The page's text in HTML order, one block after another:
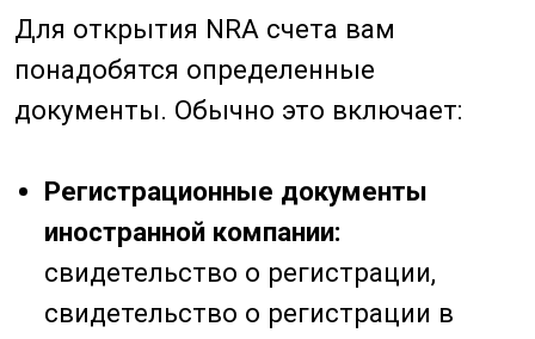
После выбора банка и подготовки
необходимых документов вам
потребуется заполнить анкету на
открытие счета. В анкете нужно